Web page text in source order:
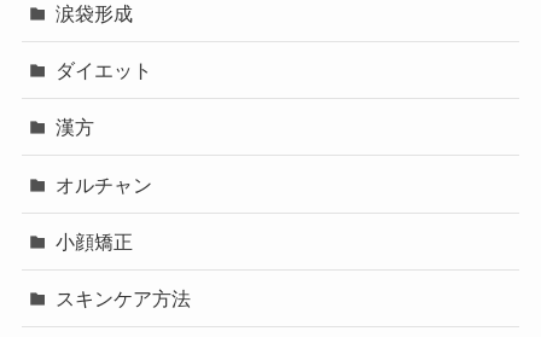
涙袋形成
ダイエット
漢方
オルチャン
小顔矯正
スキンケア方法